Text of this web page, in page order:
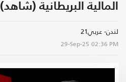
المالية البريطانية (شاهد)
لندن- عربي21
29-Sep-25 02:36 PM